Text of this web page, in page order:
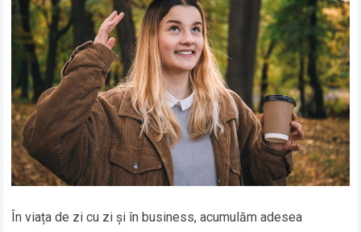
În viața de zi cu zi și în business, acumulăm adesea